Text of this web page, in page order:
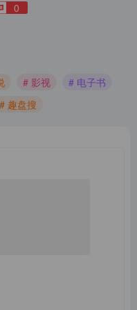
0
# 影视
# 电子书
# 趣盘搜